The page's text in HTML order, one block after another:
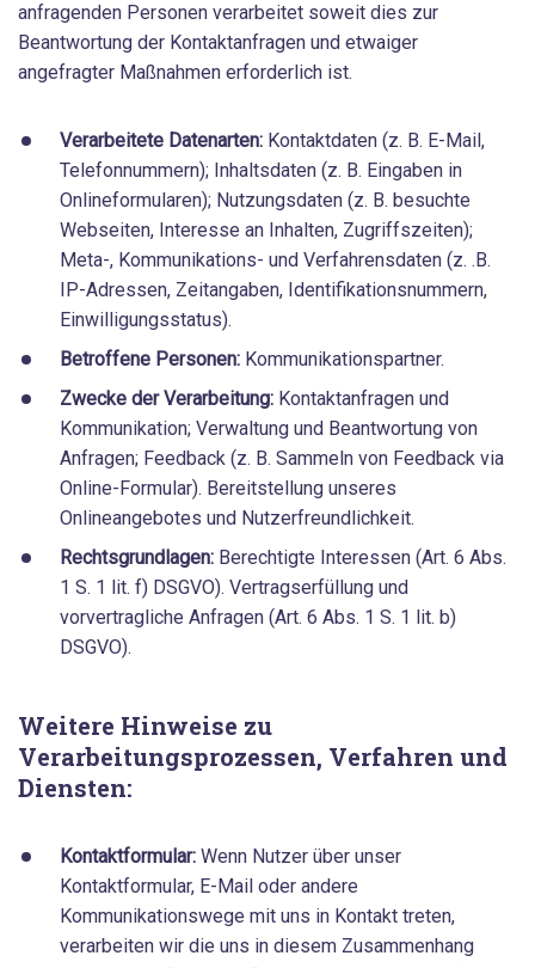
anfragenden Personen verarbeitet soweit dies zur
Beantwortung der Kontaktanfragen und etwaiger
angefragter Maßnahmen erforderlich ist.
Verarbeitete Datenarten: Kontaktdaten (z. B. E-Mail,
Telefonnummern); Inhaltsdaten (z. B. Eingaben in
Onlineformularen); Nutzungsdaten (z. B. besuchte
Webseiten, Interesse an Inhalten, Zugriffszeiten);
Meta-, Kommunikations- und Verfahrensdaten (z. .B.
IP-Adressen, Zeitangaben, Identifikationsnummern,
Einwilligungsstatus).
Betroffene Personen: Kommunikationspartner.
Zwecke der Verarbeitung: Kontaktanfragen und
Kommunikation; Verwaltung und Beantwortung von
Anfragen; Feedback (z. B. Sammeln von Feedback via
Online-Formular). Bereitstellung unseres
Onlineangebotes und Nutzerfreundlichkeit.
Rechtsgrundlagen: Berechtigte Interessen (Art. 6 Abs.
1 S. 1 lit. f) DSGVO). Vertragserfüllung und
vorvertragliche Anfragen (Art. 6 Abs. 1 S. 1 lit. b)
DSGVO).
Weitere Hinweise zu
Verarbeitungsprozessen, Verfahren und
Diensten:
Kontaktformular:Wenn Nutzer über unser
Kontaktformular, E-Mail oder andere
Kommunikationswege mit uns in Kontakt treten,
verarbeiten wir die uns in diesem Zusammenhang